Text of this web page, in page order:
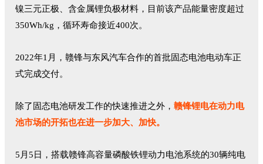
镍三元正极、含金属锂负极材料，目前该产品能量密度超过
350Wh/kg，循环寿命接近400次。
2022年1月，赣锋与东风汽车合作的首批固态电池电动车正
式完成交付。
除了固态电池研发工作的快速推进之外， 赣锋锂电在动力电
池市场的开拓也在进一步加大、加快。
5月5日，搭载赣锋高容量磷酸铁锂动力电池系统的30辆纯电